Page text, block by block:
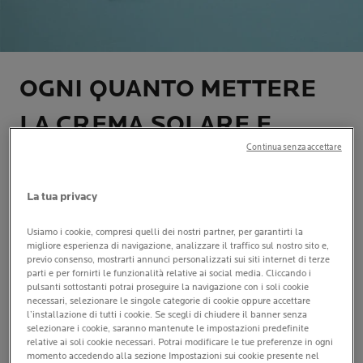
OGNI QUANTO METTERE
LA CREMA SOLARE E
QUALI SONO I BENEFICI
L’esposizione al soleè la questione primaria che
riguarda la pelle e il suo trattamento nei mesi estivi. A
tal proposito, i prodotti confattore di protezione
solaresono protagonisti di una vera e propria campagna
di sensibilizzazione dermatologica che da anni spinge
gli esperti a informare il pubblico sui danni che possono
essere causati dairaggi UV, rimarcando di
La tua privacy
Usiamo i cookie, compresi quelli dei nostri partner, per garantirti la
migliore esperienza di navigazione, analizzare il traffico sul nostro sito e,
previo consenso, mostrarti annunci personalizzati sui siti internet di terze
parti e per fornirti le funzionalità relative ai social media. Cliccando i
pulsanti sottostanti potrai proseguire la navigazione con i soli cookie
necessari, selezionare le singole categorie di cookie oppure accettare
l’installazione di tutti i cookie. Se scegli di chiudere il banner senza
selezionare i cookie, saranno mantenute le impostazioni predefinite
relative ai soli cookie necessari. Potrai modificare le tue preferenze in ogni
momento accedendo alla sezione Impostazioni sui cookie presente nel
Continua senza accettare